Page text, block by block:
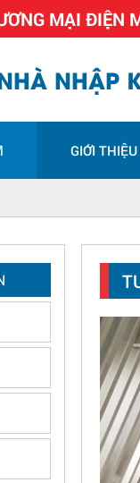
MẠI ĐIỆN
NHẬP
GIỚI THIỆU
Góc